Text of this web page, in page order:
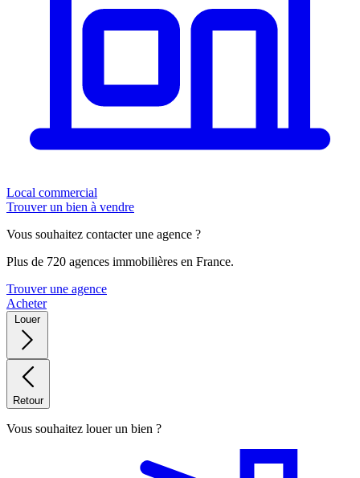
Local commercial
Trouver un bien à vendre
Vous souhaitez contacter une agence ?
Plus de 720 agences immobilières en France.
Trouver une agence
Acheter
Louer
Retour
Vous souhaitez louer un bien ?